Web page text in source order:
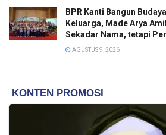
BPR Kanti Bangun
Keluarga, Made Arya
Sekadar Nama, tetapi
AGUSTUS 9, 2026